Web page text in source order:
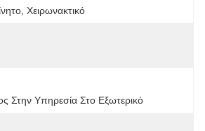
Χειρωνακτικό
Στην Υπηρεσία Στο Εξωτερικό